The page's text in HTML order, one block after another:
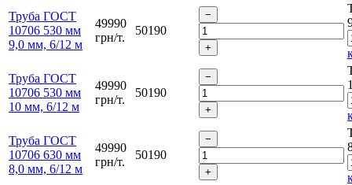
Труба ГОСТ
10706 530 мм
9,0 мм, 6/12 м
49990
грн/т.
50190
Труба ГОСТ
10706 530 мм
10 мм, 6/12 м
49990
грн/т.
50190
Труба ГОСТ
10706 630 мм
8,0 мм, 6/12 м
49990
грн/т.
50190